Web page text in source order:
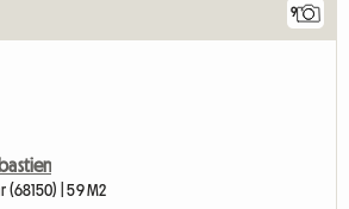
9
(68150) | 59 M2